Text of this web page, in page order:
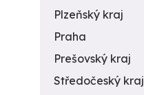
Plzeňský kraj
Praha
Prešovský kraj
Středočeský kraj